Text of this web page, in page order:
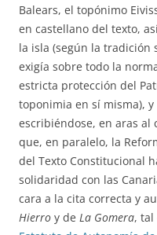
Balears, el topónimo
en castellano del texto,
la isla (según la tradición
exigía sobre todo la
estricta protección del
toponimia en sí misma),
escribiéndose, en aras al
que, en paralelo, la
del Texto Constitucional
solidaridad con las
cara a la cita correcta y
Hierro y de La Gomera, tal